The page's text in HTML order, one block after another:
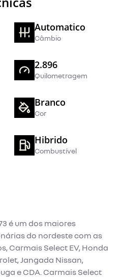
Automatico
Câmbio
Branco
Cor
2.896
Quilometragem
Hibrido
Combustível
é um dos maiores
do nordeste com as
Carmais Select EV, Honda
Jangada Nissan,
e CDA. Carmais Select